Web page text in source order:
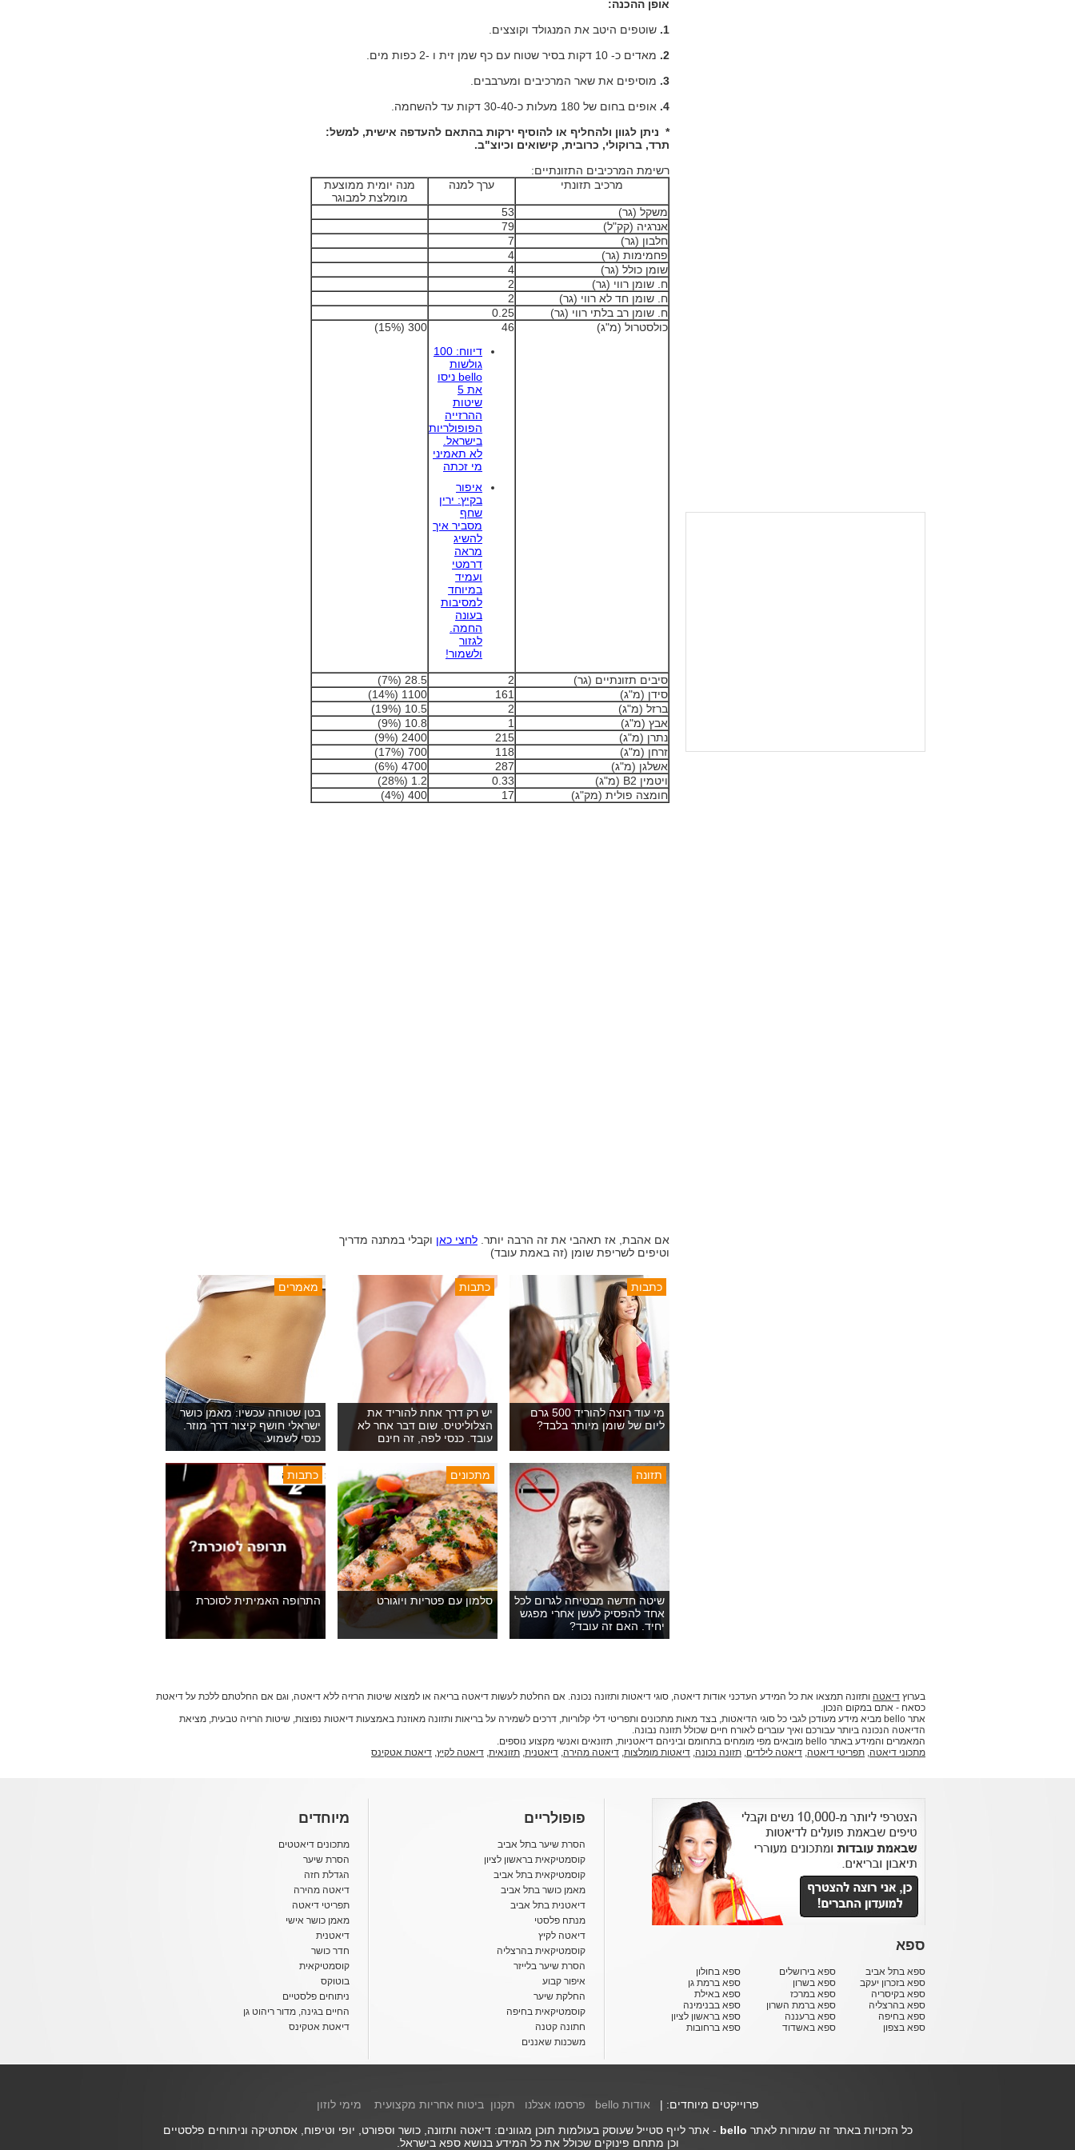
אופן ההכנה:
1. שוטפים היטב את המנגולד וקוצצים.
2. מאדים כ- 10 דקות בסיר שטוח עם כף שמן זית ו -2 כפות מים.
3. מוסיפים את שאר המרכיבים ומערבבים.
4. אופים בחום של 180 מעלות כ-30-40 דקות עד להשחמה.
* ניתן לגוון ולהחליף או להוסיף ירקות בהתאם להעדפה אישית, למשל:
תרד, ברוקולי, כרובית, קישואים וכיוצ"ב.
רשימת המרכיבים התזונתיים:
מרכיב תזונתי
ערך למנה
מנה יומית ממוצעת
מומלצת למבוגר
משקל (גר)
53
אנרגיה (קק"ל)
79
חלבון (גר)
7
פחמימות (גר)
4
שומן כולל (גר)
4
ח. שומן רווי (גר)
2
ח. שומן חד לא רווי (גר)
2
ח. שומן רב בלתי רווי (גר)
0.25
כולסטרול (מ"ג)
46
דיווח: 100
גולשות
bello ניסו
את 5
שיטות
ההרזייה
הפופולריות
בישראל.
לא תאמיני
מי זכתה
איפור
בקיץ: ירין
שחף
מסביר איך
להשיג
מראה
דרמטי
ועמיד
במיוחד
למסיבות
בעונה
החמה.
לגזור
ולשמור!
300 (15%)
סיבים תזונתיים (גר) 2
28.5 (7%)
סידן (מ"ג)
161
1100 (14%)
ברזל (מ"ג)
2
10.5 (19%)
אבץ (מ"ג)
1
10.8 (9%)
נתרן (מ"ג)
215
2400 (9%)
זרחן (מ"ג)
118
700 (17%)
אשלגן (מ"ג)
287
4700 (6%)
ויטמין B2 (מ"ג)
0.33
1.2 (28%)
חומצה פולית (מק"ג)
17
400 (4%)
אם אהבת, אז תאהבי את זה הרבה יותר. לחצי כאן וקבלי במתנה מדריך
וטיפים לשריפת שומן (זה באמת עובד)
כתבות
מי עוד רוצה להוריד 500 גרם
ליום של שומן מיותר בלבד?
כתבות
יש רק דרך אחת להוריד את
הצלוליטיס. שום דבר אחר לא
עובד. כנסי לפה, זה חינם
מאמרים
בטן שטוחה עכשיו: מאמן כושר
ישראלי חושף קיצור דרך מוזר.
כנסי לשמוע.
תזונה
שיטה חדשה מבטיחה לגרום לכל
אחד להפסיק לעשן אחרי מפגש
יחיד. האם זה עובד?
מתכונים
סלמון עם פטריות ויוגורט
כתבות
התרופה האמיתית לסוכרת
בערוץ דיאטה ותזונה תמצאו את כל המידע העדכני אודות דיאטה, סוגי דיאטות ותזונה נכונה. אם החלטת לעשות דיאטה בריאה או למצוא שיטות הרזיה ללא דיאטה, וגם אם החלטתם ללכת על דיאטת
כסאח - אתם במקום הנכון.
אתר bello מביא מידע מעודכן לגבי כל סוגי הדיאטות, בצד מאות מתכונים ותפריטי דלי קלוריות, דרכים לשמירה על בריאות ותזונה מאוזנת באמצעות דיאטות נפוצות, שיטות הרזיה טבעית, מציאת
הדיאטה הנכונה ביותר עבורכם ואיך עוברים לאורח חיים שכולל תזונה נבונה.
המאמרים והמידע באתר bello מובאים מפי מומחים בתחומם וביניהם דיאטניות, תזונאים ואנשי מקצוע נוספים.
מתכוני דיאטה, תפריטי דיאטה, דיאטה לילדים, תזונה נכונה, דיאטות מומלצות, דיאטה מהירה, דיאטנית, תזונאית, דיאטה לקיץ, דיאטת אטקינס
ספא
ספא בתל אביב
ספא בזכרון יעקב
ספא בקיסריה
ספא בהרצליה
ספא בחיפה
ספא בצפון
ספא בירושלים
ספא בשרון
ספא במרכז
ספא ברמת השרון
ספא ברעננה
ספא באשדוד
ספא בחולון
ספא ברמת גן
ספא באילת
ספא בבנימינה
ספא בראשון לציון
ספא ברחובות
פופולריים
הסרת שיער בתל אביב
קוסמטיקאית בראשון לציון
קוסמטיקאית בתל אביב
מאמן כושר בתל אביב
דיאטנית בתל אביב
מנתח פלסטי
דיאטה לקיץ
קוסמטיקאית בהרצליה
הסרת שיער בלייזר
איפור קבוע
החלקת שיער
קוסמטיקאית בחיפה
חתונה קטנה
משכנות שאננים
מיוחדים
מתכונים דיאטטים
הסרת שיער
הגדלת חזה
דיאטה מהירה
תפריטי דיאטה
מאמן כושר אישי
דיאטנית
חדר כושר
קוסמטיקאית
בוטוקס
ניתוחים פלסטיים
החיים בגינה, מדור ריהוט גן
דיאטת אטקינס
פרוייקטים מיוחדים: | אודות bello פרסמו אצלנו תקנון ביטוח אחריות מקצועית
מימי לוזון
כל הזכויות באתר זה שמורות לאתר bello - אתר לייף סטייל שעוסק בעולמות תוכן מגוונים: דיאטה ותזונה, כושר וספורט, יופי וטיפוח, אסתטיקה וניתוחים פלסטיים
וכן מתחם פינוקים שכולל את כל המידע בנושא ספא בישראל.